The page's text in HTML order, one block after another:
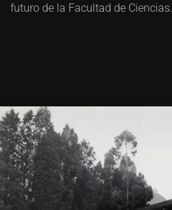
futuro de la Facultad de Ciencias.